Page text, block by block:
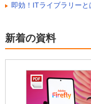
即効！ITライブラリーと
新着の資料